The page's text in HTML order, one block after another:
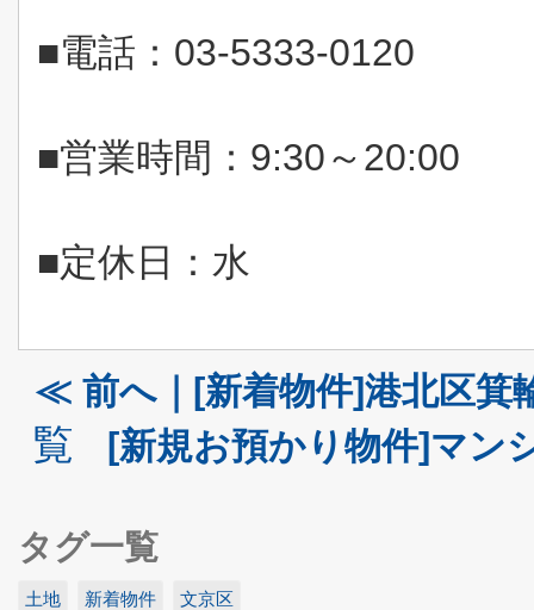
■電話： 03-5333-0120
■営業時間： 9:30～20:00
■定休日：水
≪ 前へ｜[新着物件]港北区箕
覧 [新規お預かり物件]マン
タグ一覧
土地 新着物件 文京区